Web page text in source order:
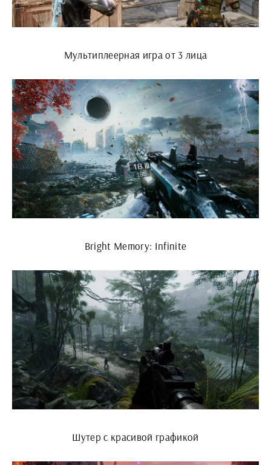
Мультиплеерная игра от 3 лица
Bright Memory: Infinite
Шутер с красивой графикой